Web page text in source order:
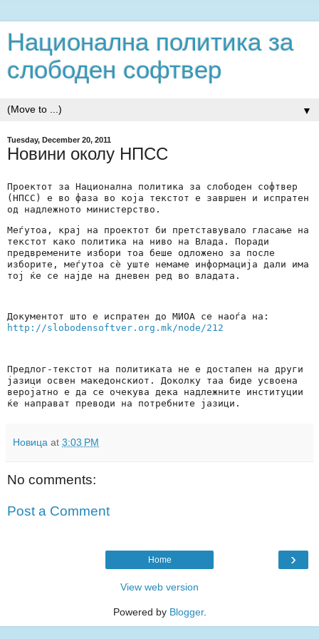
Национална политика за
слободен софтвер
▼
Tuesday, December 20, 2011
Новини околу НПСС
Проектот за Национална политика за слободен софтвер
(НПСС) е во фаза во која текстот е завршен и испратен
од надлежното министерство.
Меѓутоа, крај на проектот би претставувало гласање на
текстот како политика на ниво на Влада. Поради
предвремените избори тоа беше одложено за после
изборите, меѓутоа сѐ уште немаме информација дали има
тој ќе се најде на дневен ред во владата.
http://slobodensoftver.org.mk/node/212
Предлог-текстот на политиката не е достапен на други
јазици освен македонскиот. Доколку таа биде усвоена
веројатно е да се очекува дека надлежните институции
ќе направат преводи на потребните јазици.
Новица at 3:03 PM
No comments:
Post a Comment
›
Home
View web version
Powered by Blogger.